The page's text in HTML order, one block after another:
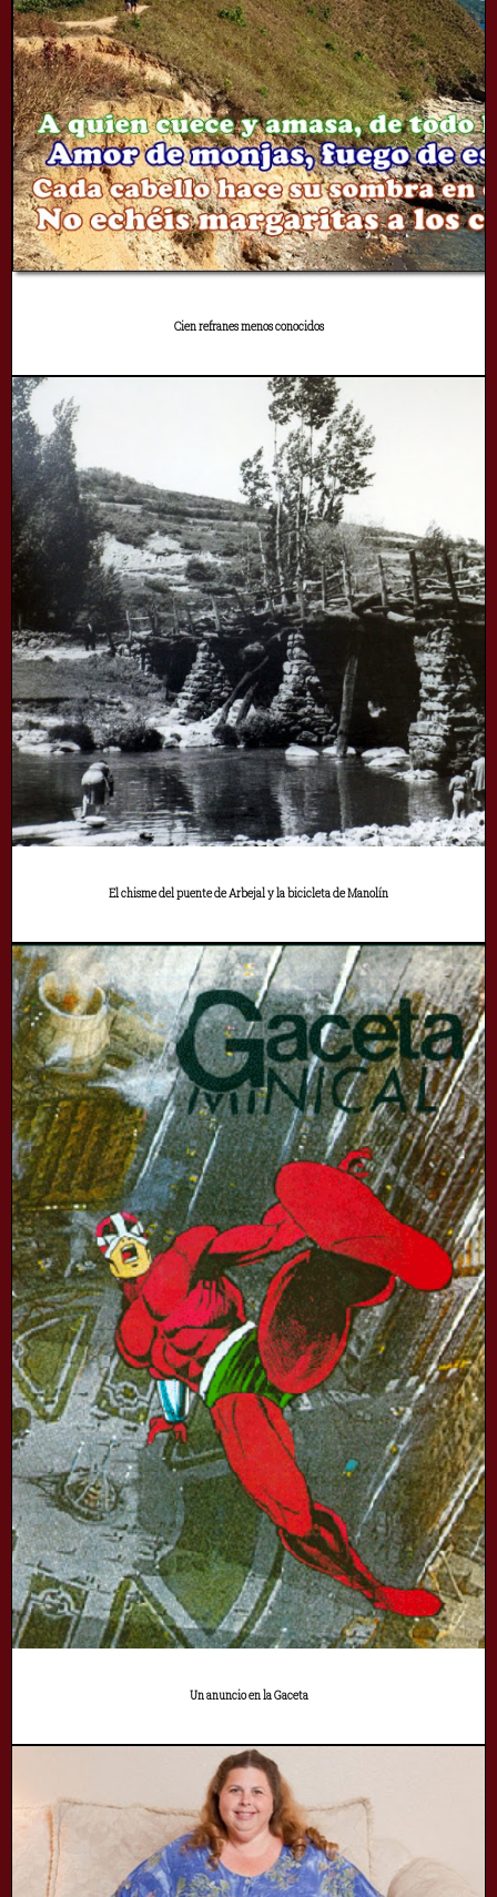
Cien refranes menos conocidos
El chisme del puente de Arbejal y la bicicleta de Manolín
Un anuncio en la Gaceta